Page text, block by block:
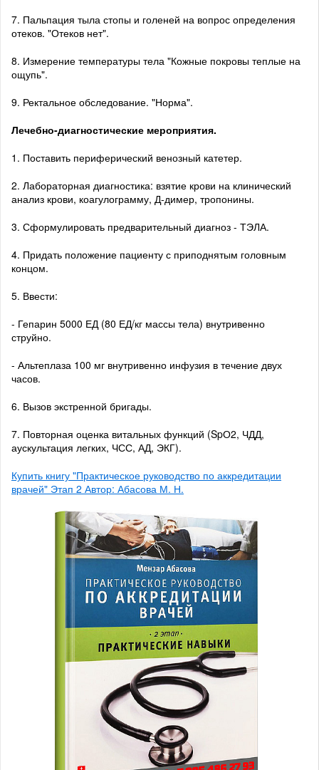
7. Пальпация тыла стопы и голеней на вопрос определения
отеков. "Отеков нет".
8. Измерение температуры тела "Кожные покровы теплые на
ощупь".
9. Ректальное обследование. "Норма".
Лечебно-диагностические мероприятия.
1. Поставить периферический венозный катетер.
2. Лабораторная диагностика: взятие крови на клинический
анализ крови, коагулограмму, Д-димер, тропонины.
3. Сформулировать предварительный диагноз - ТЭЛА.
4. Придать положение пациенту с приподнятым головным
концом.
5. Ввести:
- Гепарин 5000 ЕД (80 ЕД/кг массы тела) внутривенно
струйно.
- Альтеплаза 100 мг внутривенно инфузия в течение двух
часов.
6. Вызов экстренной бригады.
7. Повторная оценка витальных функций (SpО2, ЧДД,
аускультация легких, ЧСС, АД, ЭКГ).
Купить книгу "Практическое руководство по аккредитации
врачей" Этап 2 Автор: Абасова М. Н.